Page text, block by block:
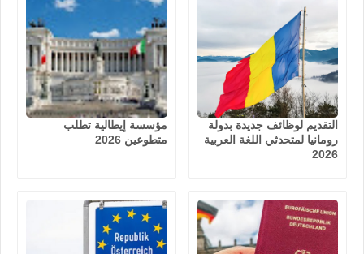
التقديم لوظائف جديدة بدولة
رومانيا لمتحدثي اللغة العربية
2026
مؤسسة إيطالية تطلب
متطوعين 2026